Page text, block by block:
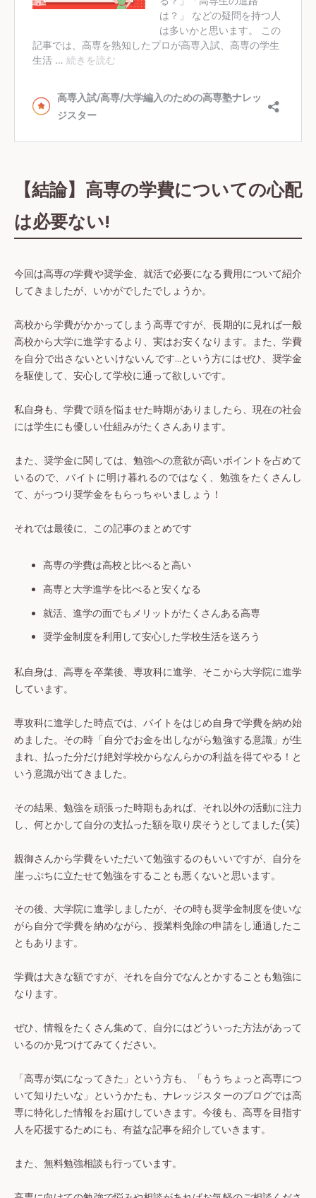
【結論】高専の学費についての心配
は必要ない!
今回は高専の学費や奨学金、就活で必要になる費用について紹介
してきましたが、いかがでしたでしょうか。
高校から学費がかかってしまう高専ですが、長期的に見れば一般
高校から大学に進学するより、実はお安くなります。また、学費
を自分で出さないといけないんです…という方にはぜひ、奨学金
を駆使して、安心して学校に通って欲しいです。
私自身も、学費で頭を悩ませた時期がありましたら、現在の社会
には学生にも優しい仕組みがたくさんあります。
また、奨学金に関しては、勉強への意欲が高いポイントを占めて
いるので、バイトに明け暮れるのではなく、勉強をたくさんし
て、がっつり奨学金をもらっちゃいましょう！
それでは最後に、この記事のまとめです
高専の学費は高校と比べると高い
高専と大学進学を比べると安くなる
就活、進学の面でもメリットがたくさんある高専
奨学金制度を利用して安心した学校生活を送ろう
私自身は、高専を卒業後、専攻科に進学、そこから大学院に進学
しています。
専攻科に進学した時点では、バイトをはじめ自身で学費を納め始
めました。その時「自分でお金を出しながら勉強する意識」が生
まれ、払った分だけ絶対学校からなんらかの利益を得てやる！と
いう意識が出てきました。
その結果、勉強を頑張った時期もあれば、それ以外の活動に注力
し、何とかして自分の支払った額を取り戻そうとしてました(笑)
親御さんから学費をいただいて勉強するのもいいですが、自分を
崖っぷちに立たせて勉強をすることも悪くないと思います。
その後、大学院に進学しましたが、その時も奨学金制度を使いな
がら自分で学費を納めながら、授業料免除の申請をし通過したこ
ともあります。
学費は大きな額ですが、それを自分でなんとかすることも勉強に
なります。
ぜひ、情報をたくさん集めて、自分にはどういった方法があって
いるのか見つけてみてください。
「高専が気になってきた」という方も、「もうちょっと高専につ
いて知りたいな」というかたも、ナレッジスターのブログでは高
専に特化した情報をお届けしていきます。今後も、高専を目指す
人を応援するためにも、有益な記事を紹介していきます。
また、無料勉強相談も行っています。